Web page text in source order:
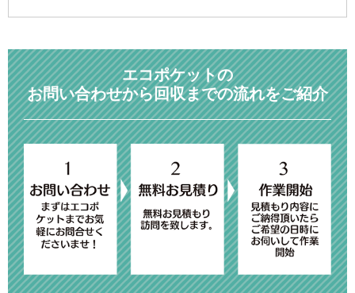
エコポケットの
お問い合わせから回収までの流れをご紹介